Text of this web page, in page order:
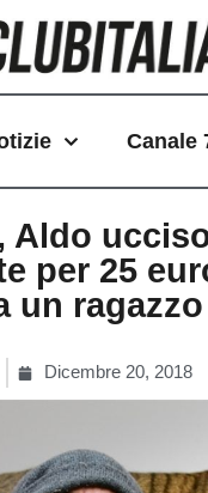
Canale
Aldo
per 25
un
Dicembre 20, 2018